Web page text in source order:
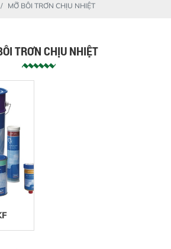
MỠ BÔI TRƠN CHỊU NHIỆT
TRƠN CHỊU NHIỆT